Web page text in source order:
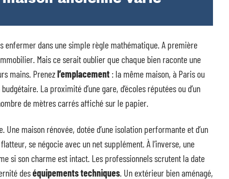
enfermer dans une simple règle mathématique. A première
Mais ce serait oublier que chaque bien raconte une
mains. Prenezl’emplacement : la même maison, à Paris ou
La proximité d’une gare, d’écoles réputées ou d’un
de mètres carrés affiché sur le papier.
maison rénovée, dotée d’une isolation performante et d’un
se négocie avec un net supplément. À l’inverse, une
si son charme est intact. Les professionnels scrutent la date
deséquipements techniques. Un extérieur bien aménagé,